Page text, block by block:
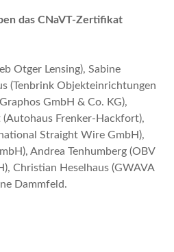
das CNaVT-Zertifikat
Otger Lensing), Sabine
(Tenbrink Objekteinrichtungen
GmbH & Co. KG),
Frenker-Hackfort),
Straight Wire GmbH),
Andrea Tenhumberg (OBV
Christian Heselhaus (GWAVA
Dammfeld.